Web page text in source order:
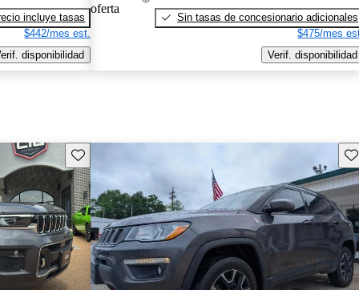
incluye tasas
$442/mes est.
disponibilidad
oferta
Sin tasas de concesionario adicionales
$475/mes
Verif. disponibilidad
Guarda este Aviso